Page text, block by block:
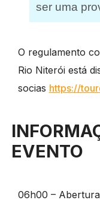
ser uma
O regulamento
Rio Niterói está
socias https://
EVENTO
06h00 –